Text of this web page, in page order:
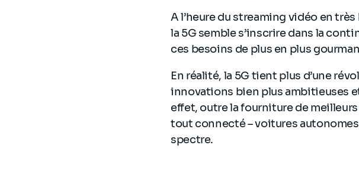
A l’heure du streaming vidéo en
la 5G semble s’inscrire dans la
ces besoins de plus en plus
En réalité, la 5G tient plus d’une
innovations bien plus ambitieuses
effet, outre la fourniture de
tout connecté – voitures
spectre.